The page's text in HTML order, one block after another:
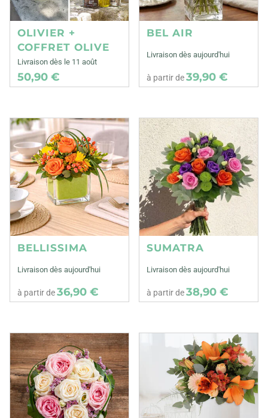
OLIVIER +
COFFRET OLIVE
Livraison dès le 11 août
50,90 €
BEL AIR
Livraison dès aujourd'hui
à partir de39,90 €
BELLISSIMA
Livraison dès aujourd'hui
à partir de36,90 €
SUMATRA
Livraison dès aujourd'hui
à partir de38,90 €